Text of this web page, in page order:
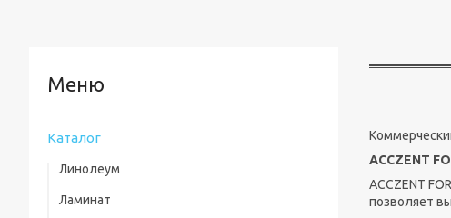
ACCZENT
ACCZENT
позволяет
Каталог
Линолеум
Ламинат